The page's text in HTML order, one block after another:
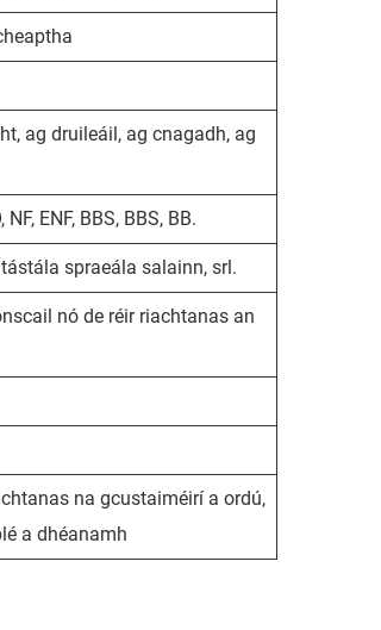
ag druileáil, ag cnagadh, ag
ENF, BBS, BBS, BB.
spraeála salainn, srl.
nó de réir riachtanas an
na gcustaiméirí a ordú,
a dhéanamh